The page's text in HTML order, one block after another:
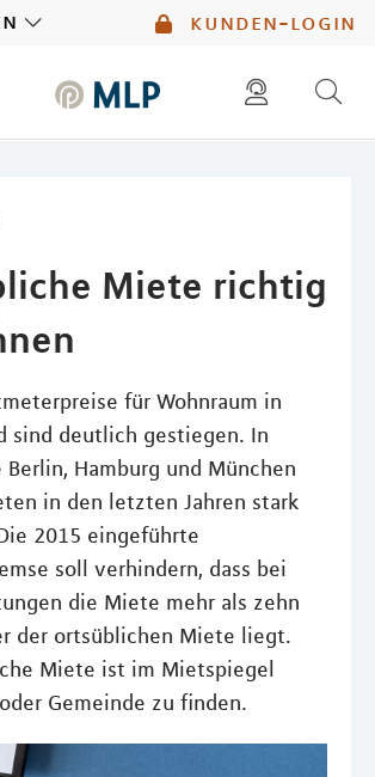
kunden-login
Miete richtig
für Wohnraum in
sind deutlich gestiegen. In
Hamburg und München
in den letzten Jahren stark
2015 eingeführte
soll verhindern, dass bei
die Miete mehr als zehn
der ortsüblichen Miete liegt.
Miete ist im Mietspiegel
Gemeinde zu finden.